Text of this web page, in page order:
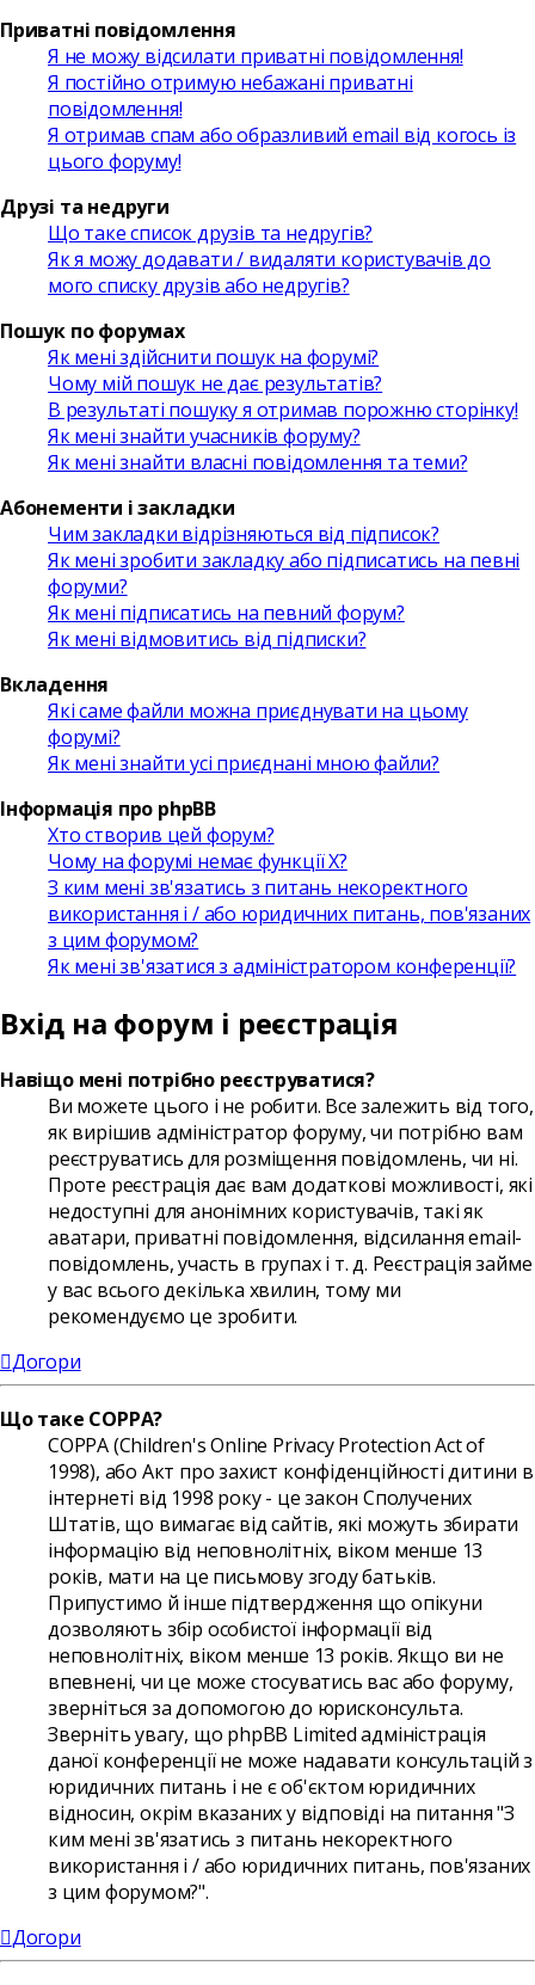
Приватні повідомлення
Я не можу відсилати приватні повідомлення!
Я постійно отримую небажані приватні
повідомлення!
Я отримав спам або образливий email від когось із
цього форуму!
Друзі та недруги
Що таке список друзів та недругів?
Як я можу додавати / видаляти користувачів до
мого списку друзів або недругів?
Пошук по форумах
Як мені здійснити пошук на форумі?
Чому мій пошук не дає результатів?
В результаті пошуку я отримав порожню сторінку!
Як мені знайти учасників форуму?
Як мені знайти власні повідомлення та теми?
Абонементи і закладки
Чим закладки відрізняються від підписок?
Як мені зробити закладку або підписатись на певні
форуми?
Як мені підписатись на певний форум?
Як мені відмовитись від підписки?
Вкладення
Які саме файли можна приєднувати на цьому
форумі?
Як мені знайти усі приєднані мною файли?
Інформація про phpBB
Хто створив цей форум?
Чому на форумі немає функції X?
З ким мені зв'язатись з питань некоректного
використання і / або юридичних питань, пов'язаних
з цим форумом?
Як мені зв'язатися з адміністратором конференції?
Вхід на форум і реєстрація
Навіщо мені потрібно реєструватися?
Ви можете цього і не робити. Все залежить від того,
як вирішив адміністратор форуму, чи потрібно вам
реєструватись для розміщення повідомлень, чи ні.
Проте реєстрація дає вам додаткові можливості, які
недоступні для анонімних користувачів, такі як
аватари, приватні повідомлення, відсилання email-
повідомлень, участь в групах і т. д. Реєстрація займе
у вас всього декілька хвилин, тому ми
рекомендуємо це зробити.
Догори
Що таке COPPA?
COPPA (Children's Online Privacy Protection Act of
1998), або Акт про захист конфіденційності дитини в
інтернеті від 1998 року - це закон Сполучених
Штатів, що вимагає від сайтів, які можуть збирати
інформацію від неповнолітніх, віком менше 13
років, мати на це письмову згоду батьків.
Припустимо й інше підтвердження що опікуни
дозволяють збір особистої інформації від
неповнолітніх, віком менше 13 років. Якщо ви не
впевнені, чи це може стосуватись вас або форуму,
зверніться за допомогою до юрисконсульта.
Зверніть увагу, що phpBB Limited адміністрація
даної конференції не може надавати консультацій з
юридичних питань і не є об'єктом юридичних
відносин, окрім вказаних у відповіді на питання "З
ким мені зв'язатись з питань некоректного
використання і / або юридичних питань, пов'язаних
з цим форумом?".
Догори